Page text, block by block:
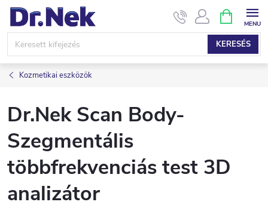
Ugrás
KERESÉS
KOSÁR
Kozmetikai eszközök
Dr.Nek Scan Body-
Szegmentális
többfrekvenciás test 3D
analizátor